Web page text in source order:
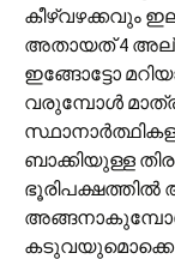
കീഴ്‌വഴക്കവും
അതായത് 4
ഇങ്ങോട്ടോ
വരുമ്പോള്‍
ബാക്കിയുള്ള
കടുവയുമൊക്കെ